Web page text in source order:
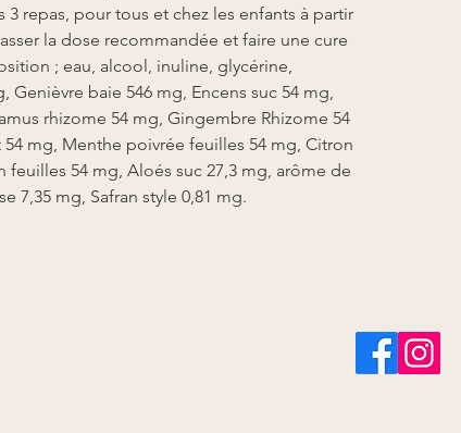
3 repas, pour tous et chez les enfants à partir
la dose recommandée et faire une cure
; eau, alcool, inuline, glycérine,
Genièvre baie 546 mg, Encens suc 54 mg,
rhizome 54 mg, Gingembre Rhizome 54
mg, Menthe poivrée feuilles 54 mg, Citron
feuilles 54 mg, Aloés suc 27,3 mg, arôme de
7,35 mg, Safran style 0,81 mg.